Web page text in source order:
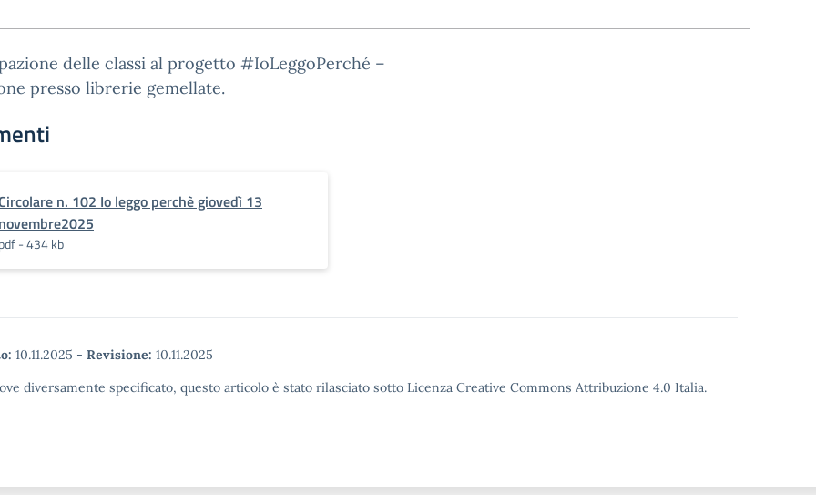
delle classi al progetto #IoLeggoPerché –
presso librerie gemellate.
n. 102 Io leggo perchè giovedì 13
novembre2025
pdf - 434 kb
10.11.2025 - Revisione: 10.11.2025
diversamente specificato, questo articolo è stato rilasciato sotto Licenza Creative Commons Attribuzione 4.0 Italia.